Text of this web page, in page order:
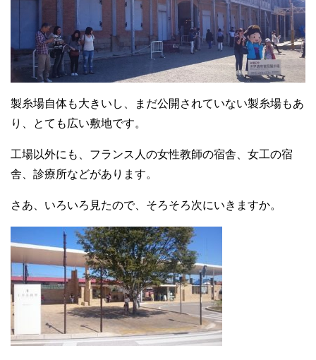
製糸場自体も大きいし、まだ公開されていない製糸場もあ
り、とても広い敷地です。
工場以外にも、フランス人の女性教師の宿舎、女工の宿
舎、診療所などがあります。
さあ、いろいろ見たので、そろそろ次にいきますか。